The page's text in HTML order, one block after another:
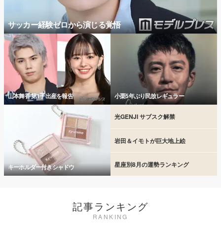
サッカー経験ゼロから演じる覚悟
山本舞香 第1子出産を報告 小栗5年ぶり民放レギュラー
キーホルダー付きシャドウ
光GENJI サブスク解禁
岩田＆イモトが巨大地上絵
星座別8月の運勢ランキング
記事ランキング
RANKING